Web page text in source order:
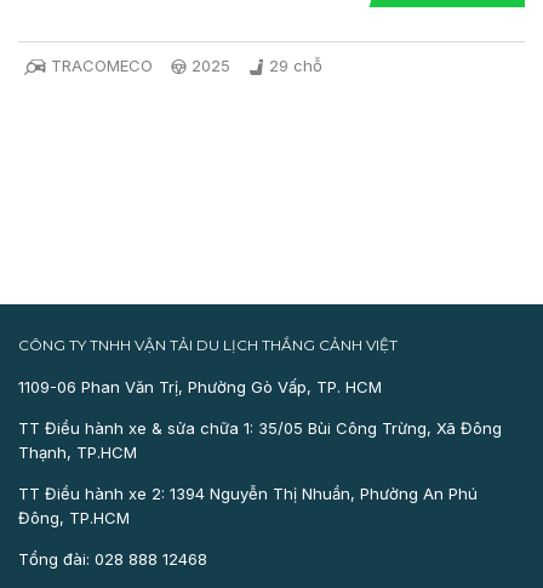
TRACOMECO 2025 29 chỗ
CÔNG TY TNHH VẬN TẢI DU LỊCH THẮNG CẢNH VIỆT
1109-06 Phan Văn Trị, Phường Gò Vấp, TP. HCM
TT Điều hành xe & sửa chữa 1: 35/05 Bùi Công Trừng, Xã Đông
Thạnh, TP.HCM
TT Điều hành xe 2: 1394 Nguyễn Thị Nhuần, Phường An Phú
Đông, TP.HCM
Tổng đài: 028 888 12468